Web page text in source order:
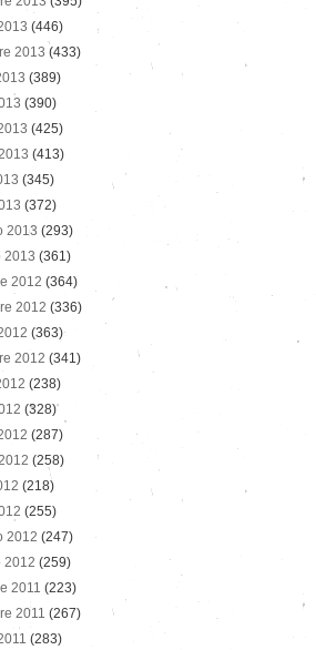
(446)
2013 (433)
(389)
(390)
(425)
(413)
(345)
(372)
2013 (293)
2013 (361)
2012 (364)
2012 (336)
(363)
2012 (341)
(238)
(328)
(287)
(258)
(218)
(255)
2012 (247)
2012 (259)
2011 (223)
2011 (267)
(283)